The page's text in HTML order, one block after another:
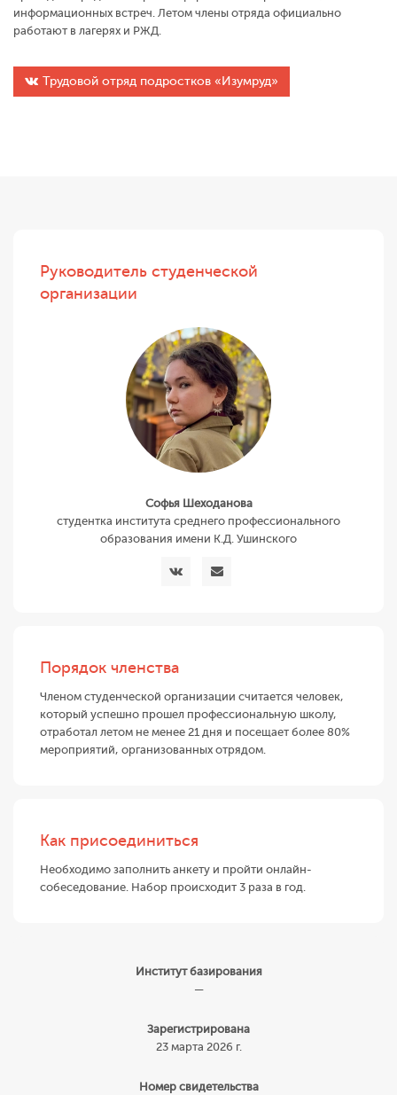
информационных встреч. Летом члены отряда официально
работают в лагерях и РЖД.
Трудовой отряд подростков «Изумруд»
Руководитель студенческой
организации
Софья Шеходанова
студентка института среднего профессионального
образования имени К.Д. Ушинского
Порядок членства
Членом студенческой организации считается человек,
который успешно прошел профессиональную школу,
отработал летом не менее 21 дня и посещает более 80%
мероприятий, организованных отрядом.
Как присоединиться
Необходимо заполнить анкету и пройти онлайн-
собеседование. Набор происходит 3 раза в год.
Институт базирования
—
Зарегистрирована
23 марта 2026 г.
Номер свидетельства